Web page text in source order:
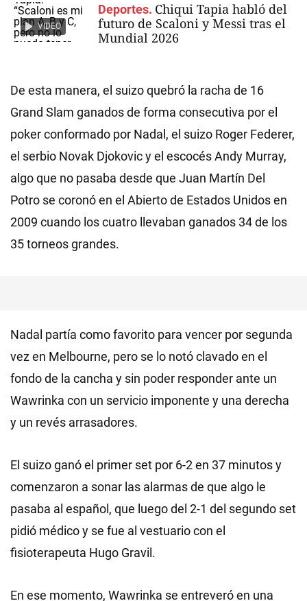
VIDEO
Deportes. Chiqui Tapia habló del
futuro de Scaloni y Messi tras el
Mundial 2026
De esta manera, el suizo quebró la racha de 16
Grand Slam ganados de forma consecutiva por el
poker conformado por Nadal, el suizo Roger Federer,
el serbio Novak Djokovic y el escocés Andy Murray,
algo que no pasaba desde que Juan Martín Del
Potro se coronó en el Abierto de Estados Unidos en
2009 cuando los cuatro llevaban ganados 34 de los
35 torneos grandes.
Nadal partía como favorito para vencer por segunda
vez en Melbourne, pero se lo notó clavado en el
fondo de la cancha y sin poder responder ante un
Wawrinka con un servicio imponente y una derecha
y un revés arrasadores.
El suizo ganó el primer set por 6-2 en 37 minutos y
comenzaron a sonar las alarmas de que algo le
pasaba al español, que luego del 2-1 del segundo set
pidió médico y se fue al vestuario con el
fisioterapeuta Hugo Gravil.
En ese momento, Wawrinka se entreveró en una